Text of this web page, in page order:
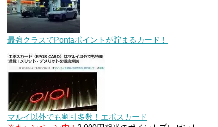
最強クラスでPontaポイントが貯まるカード！
マルイ以外でも割引多数！エポスカード